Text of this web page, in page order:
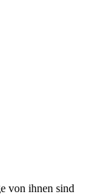
von ihnen sind